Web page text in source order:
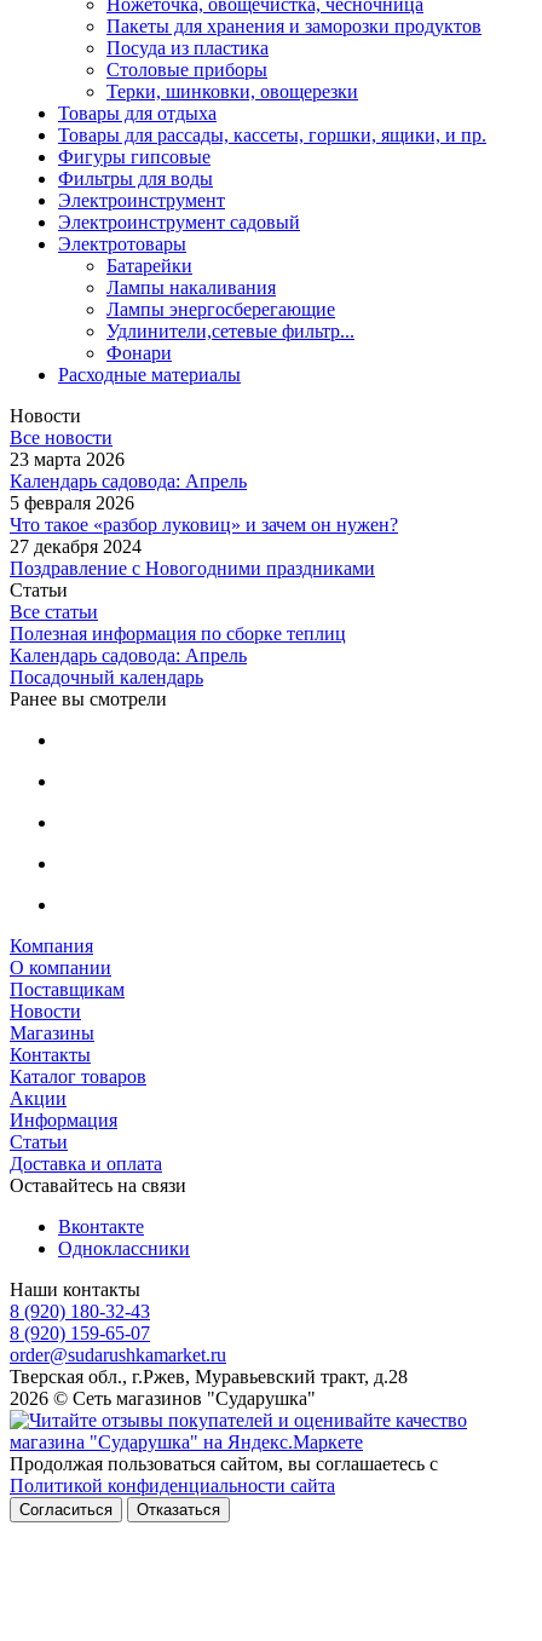
Ножеточка, овощечистка, чесночница
Пакеты для хранения и заморозки продуктов
Посуда из пластика
Столовые приборы
Терки, шинковки, овощерезки
Товары для отдыха
Товары для рассады, кассеты, горшки, ящики, и пр.
Фигуры гипсовые
Фильтры для воды
Электроинструмент
Электроинструмент садовый
Электротовары
Батарейки
Лампы накаливания
Лампы энергосберегающие
Удлинители,сетевые фильтр...
Фонари
Расходные материалы
Новости
Все новости
23 марта 2026
Календарь садовода: Апрель
5 февраля 2026
Что такое «разбор луковиц» и зачем он нужен?
27 декабря 2024
Поздравление с Новогодними праздниками
Статьи
Все статьи
Полезная информация по сборке теплиц
Календарь садовода: Апрель
Посадочный календарь
Ранее вы смотрели
Компания
О компании
Поставщикам
Новости
Магазины
Контакты
Каталог товаров
Акции
Информация
Статьи
Доставка и оплата
Оставайтесь на связи
Вконтакте
Одноклассники
Наши контакты
8 (920) 180-32-43
8 (920) 159-65-07
order@sudarushkamarket.ru
Тверская обл., г.Ржев, Муравьевский тракт, д.28
2026 © Сеть магазинов "Сударушка"
Продолжая пользоваться сайтом, вы соглашаетесь с
Политикой конфиденциальности сайта
Согласиться Отказаться